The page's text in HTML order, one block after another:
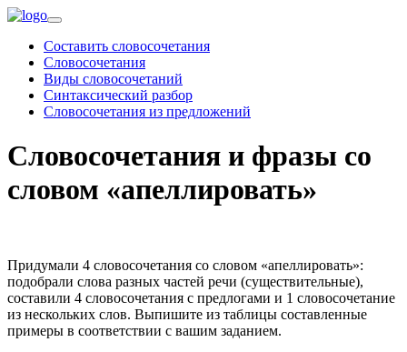
Составить словосочетания
Словосочетания
Виды словосочетаний
Синтаксический разбор
Словосочетания из предложений
Словосочетания и фразы со
словом «апеллировать»
Придумали 4 словосочетания со словом «апеллировать»:
подобрали слова разных частей речи (существительные),
составили 4 словосочетания с предлогами и 1 словосочетание
из нескольких слов. Выпишите из таблицы составленные
примеры в соответствии с вашим заданием.